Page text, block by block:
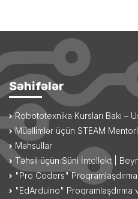
Səhifələr
Robototexnika Kursları Bakı –
Müəllimlər üçün STEAM
Məhsullar
Təhsil üçün Süni İntellekt |
"Pro Coders"
"EdArduino" Proqramlaşdırma